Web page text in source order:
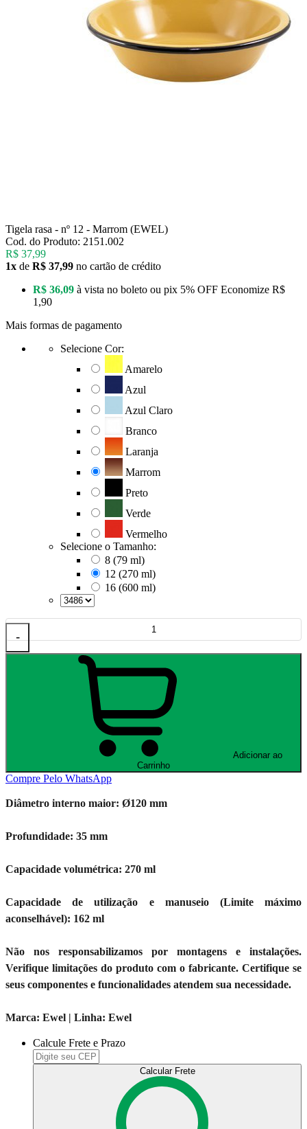
Tigela rasa - nº 12 - Marrom (EWEL)
Cod. do Produto: 2151.002
R$ 37,99
1x de R$ 37,99 no cartão de crédito
R$ 36,09 à vista no boleto ou pix 5% OFF Economize R$
1,90
Mais formas de pagamento
Selecione Cor:
Amarelo
Azul
Azul Claro
Branco
Laranja
Marrom
Preto
Verde
Vermelho
Selecione o Tamanho:
8 (79 ml)
12 (270 ml)
16 (600 ml)
-
Carrinho
Compre Pelo WhatsApp
Diâmetro interno maior: Ø120 mm
Profundidade: 35 mm
Capacidade volumétrica: 270 ml
Capacidade de utilização e manuseio (Limite máximo
aconselhável): 162 ml
Não nos responsabilizamos por montagens e instalações.
Verifique limitações do produto com o fabricante. Certifique se
seus componentes e funcionalidades atendem sua necessidade.
Marca: Ewel | Linha: Ewel
Calcule Frete e Prazo
Calcular Frete